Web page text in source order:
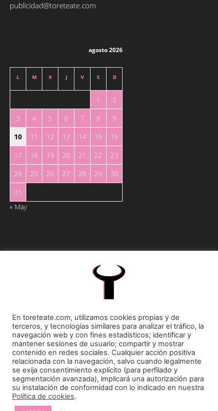
publicidad@toreteate.com
agosto 2026
L M X J V S D
1
2
3
4 5 6 7 8
9
10
11 12 13 14 15
16
17
18 19 20 21 22
23
24
25 26 27 28 29
30
31
« May
Toreteate Ⓒ 2023. Todos los derechos reservados
Prohibida la reproducción y utilización total o parcial, por cualquier medio, sin autorización
expresa por escrito.
En toreteate.com, utilizamos cookies propias y de
terceros, y tecnologías similares para analizar el tráfico, la
navegación web y con fines estadísticos; identificar y
mantener sesiones de usuario; compartir y mostrar
contenido en redes sociales. Cualquier acción positiva
relacionada con la navegación, salvo cuando legalmente
se exija consentimiento explícito (para perfilado y
segmentación avanzada), implicará una autorización para
su instalación de conformidad con lo indicado en nuestra
Política de cookies.